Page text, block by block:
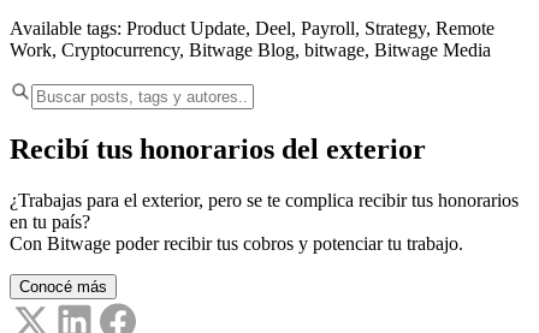
Available tags: Product Update, Deel, Payroll, Strategy, Remote
Work, Cryptocurrency, Bitwage Blog, bitwage, Bitwage Media
Recibí tus honorarios del exterior
¿Trabajas para el exterior, pero se te complica recibir tus honorarios
en tu país?
Con Bitwage poder recibir tus cobros y potenciar tu trabajo.
Conocé más